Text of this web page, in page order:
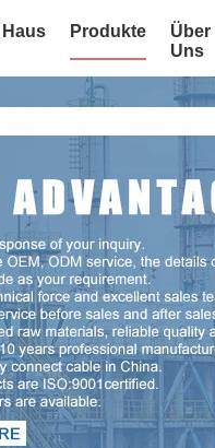
Haus Produkte
Über
Uns